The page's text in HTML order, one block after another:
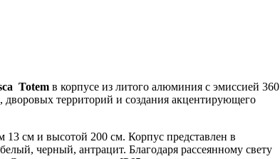
Totem в корпусе из литого алюминия c эмиссией 360
территорий и создания акцентирующего
13 см и высотой 200 см. Корпус представлен в
черный, антрацит. Благодаря рассеянному свету